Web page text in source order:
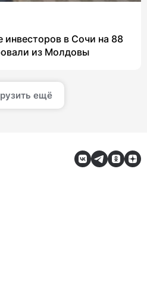
в Сочи на 88
из Молдовы
ещё